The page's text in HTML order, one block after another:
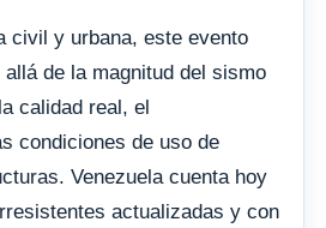
civil y urbana, este evento
de la magnitud del sismo
calidad real, el
condiciones de uso de
Venezuela cuenta hoy
actualizadas y con